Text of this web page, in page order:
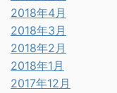
2018年4月
2018年3月
2018年2月
2018年1月
2017年12月